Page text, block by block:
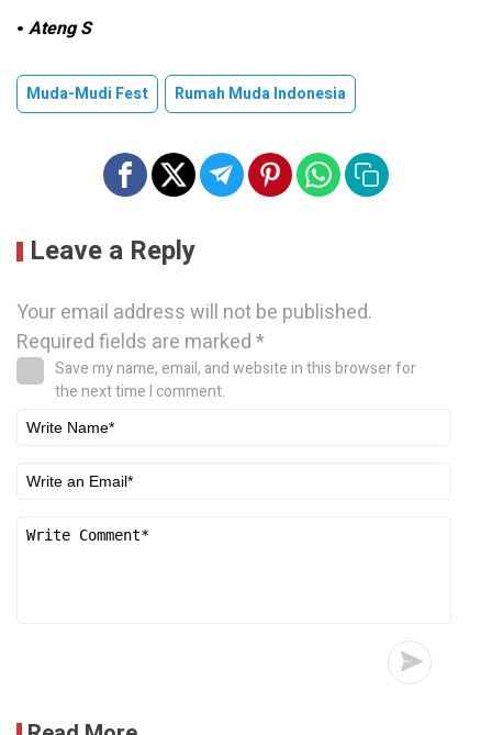
• Ateng S
Muda-Mudi Fest Rumah Muda Indonesia
Leave a Reply
Your email address will not be published.
Required fields are marked*
Save my name, email, and website in this browser for
the next time I comment.